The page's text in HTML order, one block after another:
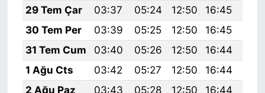
29 Tem Çar
03:37 05:24 12:50 16:45
30 Tem Per
03:39 05:25 12:50 16:45
31 Tem Cum
03:40 05:26 12:50 16:44
1 Ağu Cts
03:42 05:27 12:50 16:44
2 Ağu Paz
03:43 05:28 12:50 16:44